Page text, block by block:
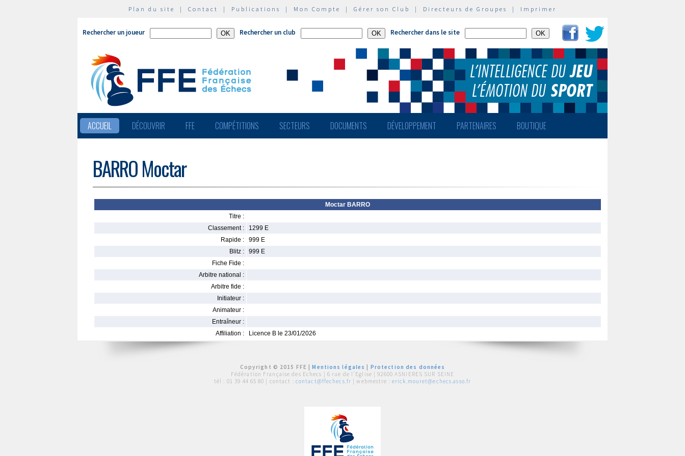
Plan du site | Contact | Publications | Mon Compte | Gérer son Club | Directeurs de Groupes | Imprimer
Rechercher un joueur Rechercher un club Rechercher dans le site
ACCUEIL DÉCOUVRIR FFE COMPÉTITIONS SECTEURS DOCUMENTS DÉVELOPPEMENT PARTENAIRES BOUTIQUE
BARRO Moctar
Moctar BARRO
Titre :
Classement :
1299 E
Rapide :
999 E
Blitz :
999 E
Fiche Fide :
Arbitre national :
Arbitre fide :
Initiateur :
Animateur :
Entraîneur :
Affiliation :
Licence B le 23/01/2026
Copyright © 2015 FFE |Mentions légales
Protection des données
Fédération Française des Echecs | 6 rue de l'Eglise | 92600 ASNIERES SUR SEINE
tél : 01 39 44 65 80 | contact : contact@ffechecs.fr | webmestre : erick.mouret@echecs.asso.fr